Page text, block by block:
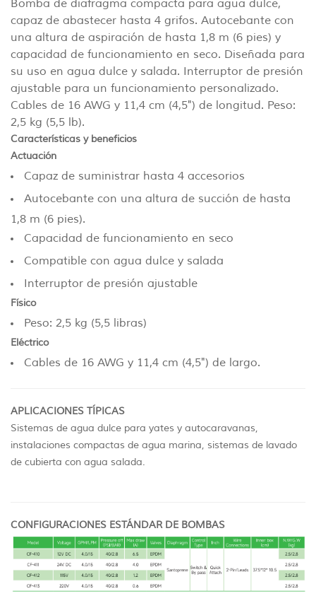
Bomba de diafragma compacta para agua dulce,
capaz de abastecer hasta 4 grifos. Autocebante con
una altura de aspiración de hasta 1,8 m (6 pies) y
capacidad de funcionamiento en seco. Diseñada para
su uso en agua dulce y salada. Interruptor de presión
ajustable para un funcionamiento personalizado.
Cables de 16 AWG y 11,4 cm (4,5") de longitud. Peso:
2,5 kg (5,5 lb).
Características y beneficios
Actuación
Capaz de suministrar hasta 4 accesorios
Autocebante con una altura de succión de hasta
1,8 m (6 pies).
Capacidad de funcionamiento en seco
Compatible con agua dulce y salada
Interruptor de presión ajustable
Físico
Peso: 2,5 kg (5,5 libras)
Eléctrico
Cables de 16 AWG y 11,4 cm (4,5") de largo.
APLICACIONES TÍPICAS
Sistemas de agua dulce para yates y autocaravanas,
instalaciones compactas de agua marina, sistemas de lavado
de cubierta con agua salada.
CONFIGURACIONES ESTÁNDAR DE BOMBAS